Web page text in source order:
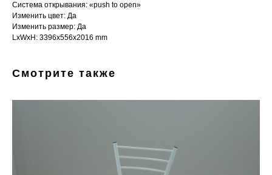
Система открывания: «push to open»
Изменить цвет: Да
Изменить размер: Да
LxWxH: 3396x556x2016 mm
Смотрите также